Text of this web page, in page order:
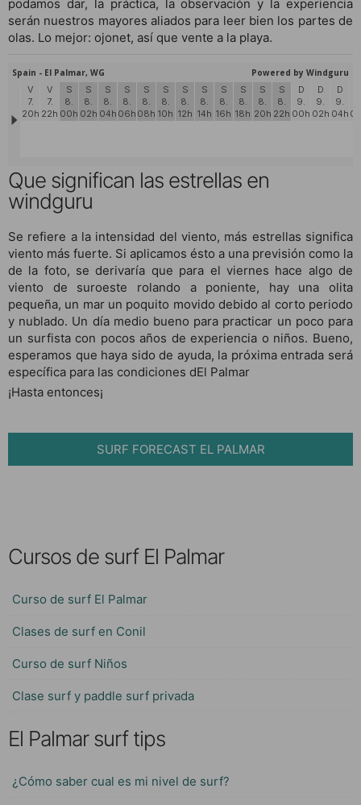
podamos dar, la práctica, la observación y la experiencia
serán nuestros mayores aliados para leer bien los partes de
olas. Lo mejor: ojonet, así que vente a la playa.
Que significan las estrellas en
windguru
Se refiere a la intensidad del viento, más estrellas significa
viento más fuerte. Si aplicamos ésto a una previsión como la
de la foto, se derivaría que para el viernes hace algo de
viento de suroeste rolando a poniente, hay una olita
pequeña, un mar un poquito movido debido al corto periodo
y nublado. Un día medio bueno para practicar un poco para
un surfista con pocos años de experiencia o niños. Bueno,
esperamos que haya sido de ayuda, la próxima entrada será
específica para las condiciones dEl Palmar
¡Hasta entonces¡
SURF FORECAST EL PALMAR
Cursos de surf El Palmar
Curso de surf El Palmar
Clases de surf en Conil
Curso de surf Niños
Clase surf y paddle surf privada
El Palmar surf tips
¿Cómo saber cual es mi nivel de surf?